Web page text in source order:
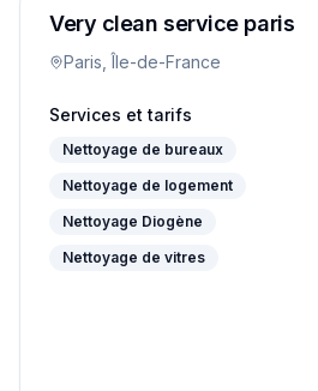
Very clean service paris
Paris, Île-de-France
Services et tarifs
Nettoyage de bureaux
Nettoyage de logement
Nettoyage Diogène
Nettoyage de vitres